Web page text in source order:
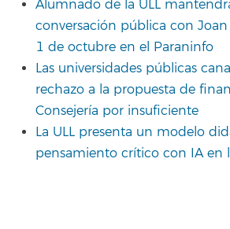
Alumnado de la ULL
conversación pública con
1 de octubre en el Paraninfo
Las universidades públicas
rechazo a la propuesta de
Consejería por insuficiente
La ULL presenta un modelo
pensamiento crítico con IA en